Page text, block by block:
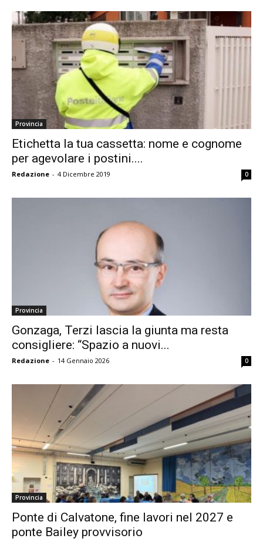
Provincia
Etichetta la tua cassetta: nome e cognome
per agevolare i postini....
Redazione - 4 Dicembre 2019 0
Provincia
Gonzaga, Terzi lascia la giunta ma resta
consigliere: “Spazio a nuovi...
Redazione - 14 Gennaio 2026 0
Provincia
Ponte di Calvatone, fine lavori nel 2027 e
ponte Bailey provvisorio